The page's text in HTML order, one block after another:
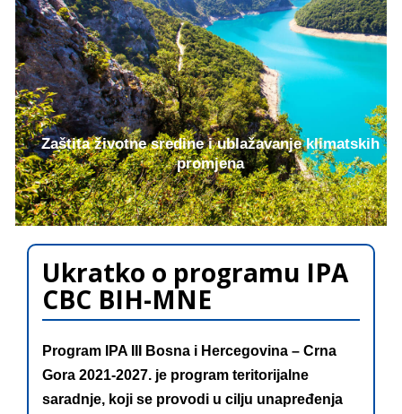
Zaštita životne sredine i ublažavanje klimatskih
promjena
Ukratko o programu IPA
CBC BIH-MNE
Program IPA III Bosna i Hercegovina – Crna
Gora 2021-2027. je program teritorijalne
saradnje, koji se provodi u cilju unapređenja